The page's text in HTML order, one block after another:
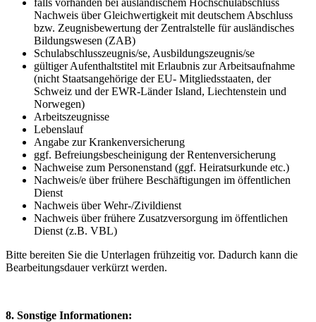
Nachweis über Gleichwertigkeit mit deutschem Abschluss
bzw. Zeugnisbewertung der Zentralstelle für ausländisches
Bildungswesen (ZAB)
Schulabschlusszeugnis/se, Ausbildungszeugnis/se
gültiger Aufenthaltstitel mit Erlaubnis zur Arbeitsaufnahme
(nicht Staatsangehörige der EU- Mitgliedsstaaten, der
Schweiz und der EWR-Länder Island, Liechtenstein und
Norwegen)
Arbeitszeugnisse
Lebenslauf
Angabe zur Krankenversicherung
ggf. Befreiungsbescheinigung der Rentenversicherung
Nachweise zum Personenstand (ggf. Heiratsurkunde etc.)
Nachweis/e über frühere Beschäftigungen im öffentlichen
Dienst
Nachweis über Wehr-/Zivildienst
Nachweis über frühere Zusatzversorgung im öffentlichen
Dienst (z.B. VBL)
Bitte bereiten Sie die Unterlagen frühzeitig vor. Dadurch kann die
Bearbeitungsdauer verkürzt werden.
8. Sonstige Informationen: